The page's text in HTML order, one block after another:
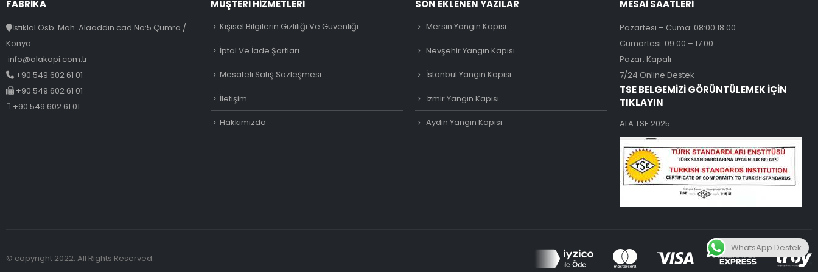
FABRİKA
İstiklal Osb. Mah. Alaaddin cad No:5 Çumra /
Konya
info@alakapi.com.tr
+90 549 602 61 01
+90 549 602 61 01
+90 549 602 61 01
MÜŞTERI HIZMETLERI
Kişisel Bilgilerin Gizliliği Ve Güvenliği
İptal Ve İade Şartları
Mesafeli Satış Sözleşmesi
İletişim
Hakkımızda
SON EKLENEN YAZILAR
Mersin Yangın Kapısı
Nevşehir Yangın Kapısı
İstanbul Yangın Kapısı
İzmir Yangın Kapısı
Aydın Yangın Kapısı
MESAİ SAATLERİ
Pazartesi – Cuma: 08:00 18:00
Cumartesi: 09:00 – 17:00
Pazar: Kapalı
7/24 Online Destek
TSE BELGEMİZİ GÖRÜNTÜLEMEK İÇİN
TIKLAYIN
ALA TSE 2025
© copyright 2022. All Rights Reserved.
WhatsApp Destek